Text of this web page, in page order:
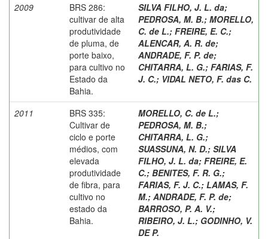
2009
BRS 286:
cultivar de alta
produtividade
de pluma, de
porte baixo,
para cultivo no
Estado da
Bahia.
SILVA FILHO, J. L. da;
PEDROSA, M. B.; MORELLO,
C. de L.; FREIRE, E. C.;
ALENCAR, A. R. de;
ANDRADE, F. P. de;
CHITARRA, L. G.; FARIAS, F.
J. C.; VIDAL NETO, F. das C.
2011
BRS 335:
Cultivar de
ciclo e porte
médios, com
elevada
produtividade
de fibra, para
cultivo no
estado da
Bahia.
MORELLO, C. de L.;
PEDROSA, M. B.;
CHITARRA, L. G.;
SUASSUNA, N. D.; SILVA
FILHO, J. L. da; FREIRE, E.
C.; BENITES, F. R. G.;
FARIAS, F. J. C.; LAMAS, F.
M.; ANDRADE, F. P. de;
BARROSO, P. A. V.;
RIBEIRO, J. L.; GODINHO, V.
DE P.